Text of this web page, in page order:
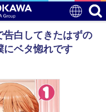
告白してきたはずの
にベタ惚れです